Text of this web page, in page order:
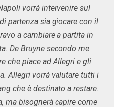
vorrà intervenire sul
partenza sia giocare con il
a cambiare a partita in
De Bruyne secondo me
che piace ad Allegri e gli
Allegri vorrà valutare tutti i
che è destinato a restare.
ma bisognerà capire come